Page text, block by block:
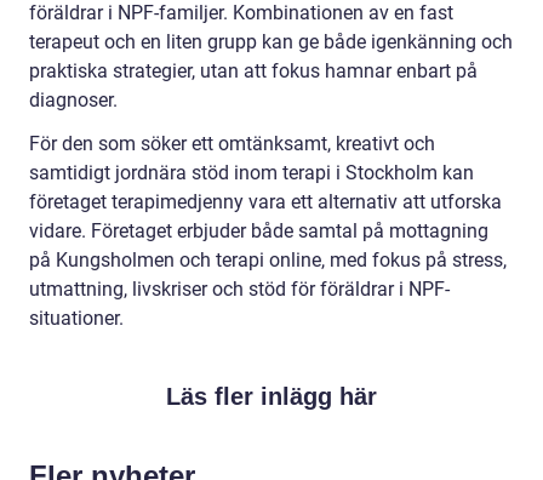
föräldrar i NPF-familjer. Kombinationen av en fast
terapeut och en liten grupp kan ge både igenkänning och
praktiska strategier, utan att fokus hamnar enbart på
diagnoser.
För den som söker ett omtänksamt, kreativt och
samtidigt jordnära stöd inom terapi i Stockholm kan
företaget terapimedjenny vara ett alternativ att utforska
vidare. Företaget erbjuder både samtal på mottagning
på Kungsholmen och terapi online, med fokus på stress,
utmattning, livskriser och stöd för föräldrar i NPF-
situationer.
Läs fler inlägg här